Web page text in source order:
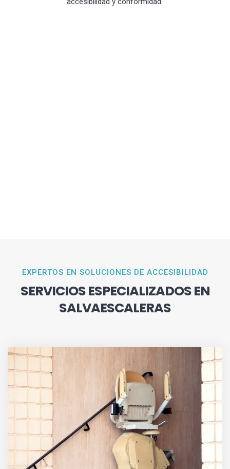
EXPERTOS EN SOLUCIONES DE ACCESIBILIDAD
SERVICIOS ESPECIALIZADOS EN
SALVAESCALERAS